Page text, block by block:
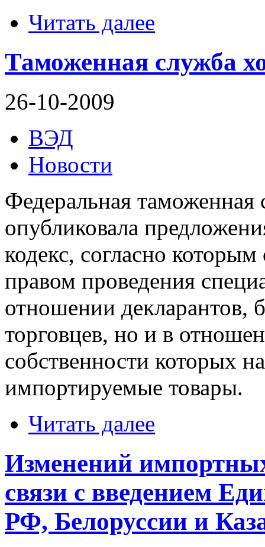
Читать далее
Таможенная служба
26-10-2009
ВЭД
Новости
Федеральная
опубликовала
кодекс, согласно
правом проведения
отношении декларантов,
торговцев, но и в
собственности которых
импортируемые товары.
Читать далее
Изменений
связи с введением
РФ, Белоруссии и